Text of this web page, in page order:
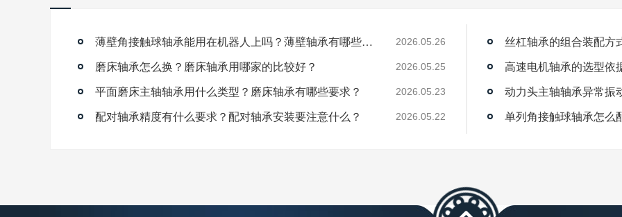
薄壁角接触球轴承能用在机器人上吗？薄壁轴承有哪些优点？ 2026.05.26
磨床轴承怎么换？磨床轴承用哪家的比较好？ 2026.05.25
平面磨床主轴轴承用什么类型？磨床轴承有哪些要求？ 2026.05.23
配对轴承精度有什么要求？配对轴承安装要注意什么？ 2026.05.22
丝杠轴承的组合装配方
高速电机轴承的选型依
动力头主轴轴承异常振
单列角接触球轴承怎么